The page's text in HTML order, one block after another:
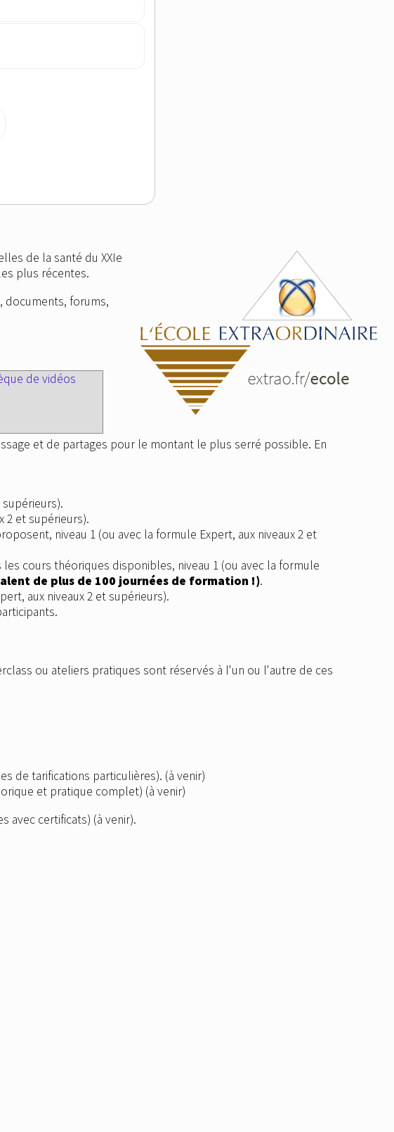
de la santé du XXIe
plus récentes.
documents, forums,
de vidéos
et de partages pour le montant le plus serré possible. En
2 et supérieurs).
niveau 1 (ou avec la formule Expert, aux niveaux 2 et
cours théoriques disponibles, niveau 1 (ou avec la formule
de plus de 100 journées de formation !).
aux niveaux 2 et supérieurs).
ou ateliers pratiques sont réservés à l'un ou l'autre de ces
de tarifications particulières). (à venir)
et pratique complet) (à venir)
avec certificats) (à venir).